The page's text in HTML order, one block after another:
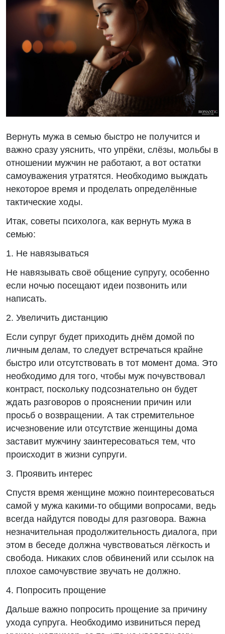
Вернуть мужа в семью быстро не получится и
важно сразу уяснить, что упрёки, слёзы, мольбы в
отношении мужчин не работают, а вот остатки
самоуважения утратятся. Необходимо выждать
некоторое время и проделать определённые
тактические ходы.
Итак, советы психолога, как вернуть мужа в
семью:
1. Не навязываться
Не навязывать своё общение супругу, особенно
если ночью посещают идеи позвонить или
написать.
2. Увеличить дистанцию
Если супруг будет приходить днём домой по
личным делам, то следует встречаться крайне
быстро или отсутствовать в тот момент дома. Это
необходимо для того, чтобы муж почувствовал
контраст, поскольку подсознательно он будет
ждать разговоров о прояснении причин или
просьб о возвращении. А так стремительное
исчезновение или отсутствие женщины дома
заставит мужчину заинтересоваться тем, что
происходит в жизни супруги.
3. Проявить интерес
Спустя время женщине можно поинтересоваться
самой у мужа какими-то общими вопросами, ведь
всегда найдутся поводы для разговора. Важна
незначительная продолжительность диалога, при
этом в беседе должна чувствоваться лёгкость и
свобода. Никаких слов обвинений или ссылок на
плохое самочувствие звучать не должно.
4. Попросить прощение
Дальше важно попросить прощение за причину
ухода супруга. Необходимо извиниться перед